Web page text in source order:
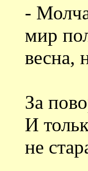
-
мир
весна,
За
И
не